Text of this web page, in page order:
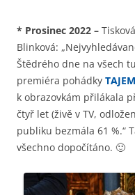
* Prosinec 2022 –
Blinková:
Štědrého dne na všech
premiéra pohádky
k obrazovkám přilákala
čtyř let (živě v TV,
publiku bezmála 61 %.“
všechno dopočítáno. 🙂